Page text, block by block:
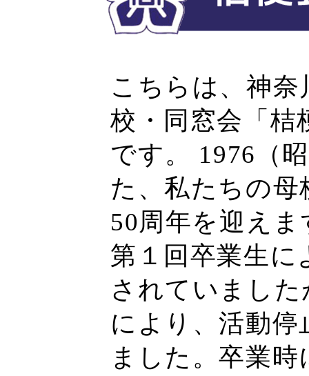
こちらは、神
校・同窓会「桔
です。 1976（
た、私たちの母
50周年を迎えま
第１回卒業生に
されていまし
により、活動
ました。卒業